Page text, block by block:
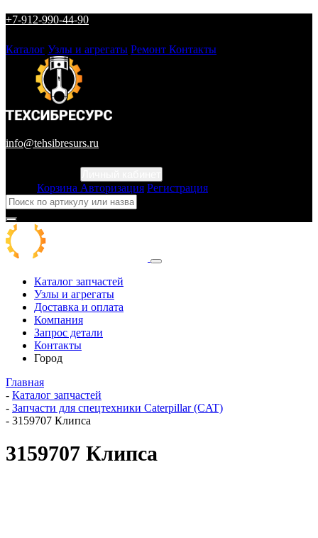
+7-912-990-44-90
Каталог Узлы и агрегаты Ремонт Контакты
info@tehsibresurs.ru
Корзина Авторизация Регистрация
Каталог запчастей
Узлы и агрегаты
Доставка и оплата
Компания
Запрос детали
Контакты
Город
Главная
- Каталог запчастей
- Запчасти для спецтехники Caterpillar (CAT)
- 3159707 Клипса
3159707 Клипса